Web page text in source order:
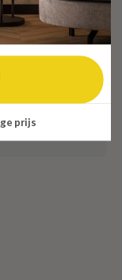
prijs